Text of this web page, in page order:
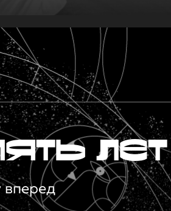
лет
вперед